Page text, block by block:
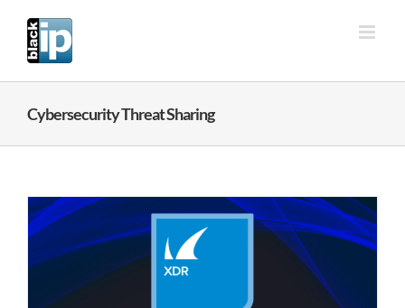
naar
inhoud
Cybersecurity Threat Sharing